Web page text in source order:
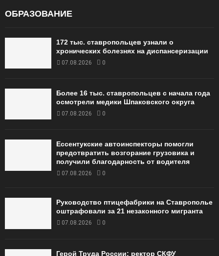
ОБРАЗОВАНИЕ
172 тыс. ставропольцев узнали о
хронических болезнях на диспансеризации
07.08.2026 0
Более 16 тыс. ставропольцев с начала года
осмотрели медики Шпаковского округа
07.08.2026 0
Ессентукские автоинспекторы помогли
предотвратить возгорание грузовика и
получили благодарность от водителя
07.08.2026 0
Руководство птицефабрики на Ставрополье
оштрафовали за 21 незаконного мигранта
07.08.2026 0
Герой Труда России: ректор СКФУ